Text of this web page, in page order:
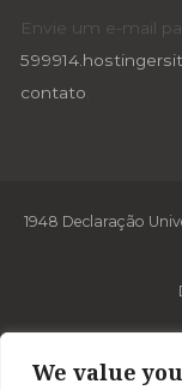
We value
Envie um e-mail
contato
1948 Declaração